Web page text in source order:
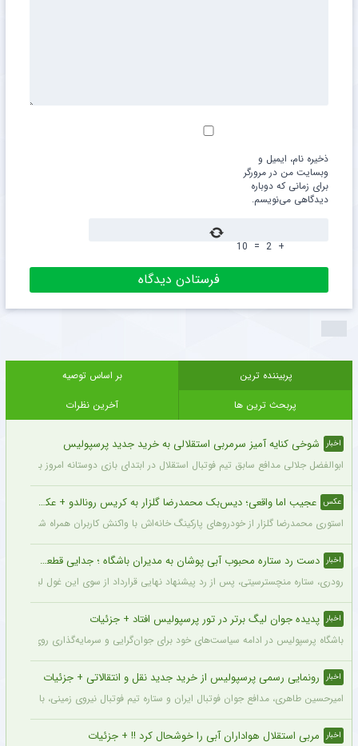
ذخیره نام، ایمیل و
وبسایت من در مرورگر
برای زمانی که دوباره
دیدگاهی می‌نویسم.
+
2
=
10
پربیننده ترین
بر اساس توصیه
پربحث ترین ها
آخرین نظرات
اخبار شوخی کنایه آمیز سرمربی استقلالی به خرید جدید پرسپولیس
ابوالفضل جلالی مدافع سابق تیم فوتبال استقلال در ابتدای بازی دوستانه امروز با
عکس عجیب اما واقعی؛ دیس‌بک محمدرضا گلزار به کریس رونالدو + عکس
استوری محمدرضا گلزار از خودروهای پارکینگ خانه‌اش با واکنش کاربران همراه شده و
اخبار دست رد ستاره محبوب آبی پوشان به مدیران باشگاه ؛ جدایی قطعی است !
رودری، ستاره منچسترسیتی، پس از رد پیشنهاد نهایی قرارداد از سوی این غول لیگ
اخبار پدیده جوان لیگ برتر در تور پرسپولیس افتاد + جزئیات
باشگاه پرسپولیس در ادامه سیاست‌های خود برای جوان‌گرایی و سرمایه‌گذاری روی استعدادهای آینده فوتبال
اخبار رونمایی رسمی پرسپولیس از خرید جدید نقل و انتقالاتی + جزئیات
امیرحسین طاهری، مدافع جوان فوتبال ایران و ستاره تیم فوتبال نیروی زمینی، با
اخبار مربی استقلال هواداران آبی را خوشحال کرد !! + جزئیات